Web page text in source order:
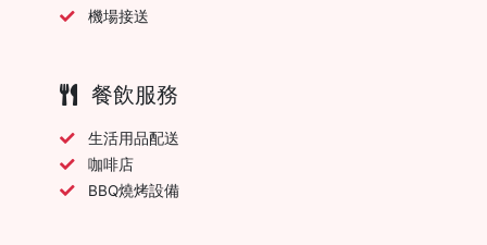
機場接送
餐飲服務
生活用品配送
咖啡店
BBQ燒烤設備